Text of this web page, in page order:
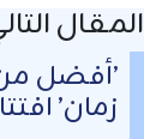
المقال
’أفضل
زمان’